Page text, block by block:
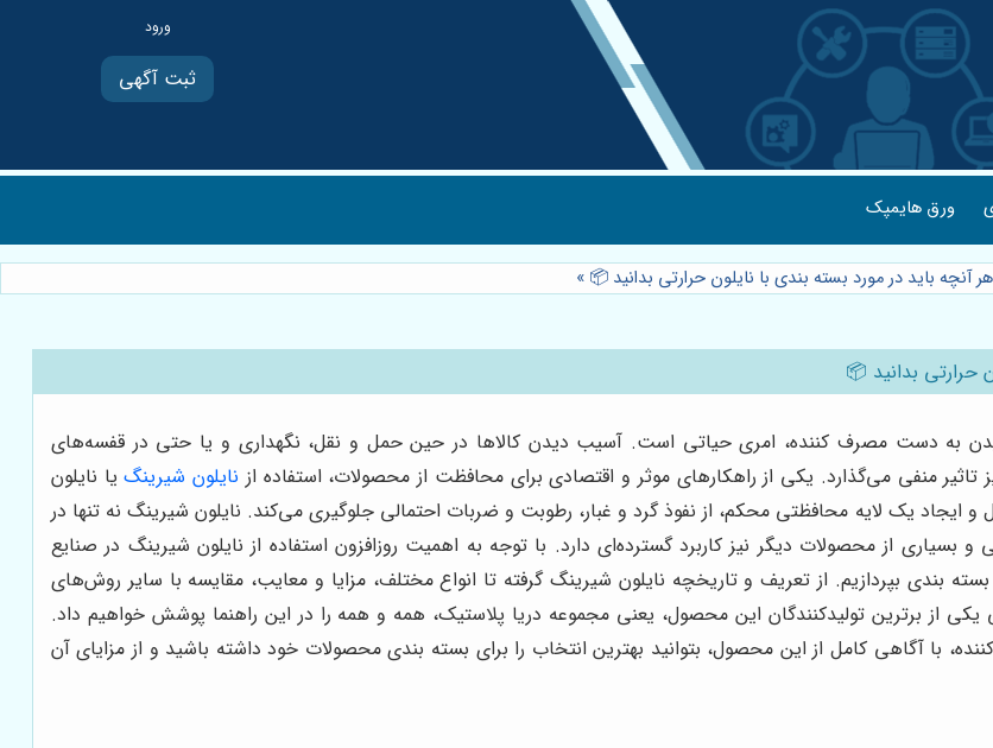
ثبت آگهی
ورق هایمپک
آنچه باید در مورد بسته بندی با نایلون حرارتی بدانید 📦 »
حرارتی بدانید 📦
به دست مصرف کننده، امری حیاتی است. آسیب دیدن کالاها در حین حمل و نقل، نگهداری و یا حتی در قفسه‌های
تاثیر منفی می‌گذارد. یکی از راهکارهای موثر و اقتصادی برای محافظت از محصولات، استفاده از نایلون شیرینگیا نایلون
یک لایه محافظتی محکم، از نفوذ گرد و غبار، رطوبت و ضربات احتمالی جلوگیری می‌کند. نایلون شیرینگ نه تنها در
از محصولات دیگر نیز کاربرد گسترده‌ای دارد. با توجه به اهمیت روزافزون استفاده از نایلون شیرینگ در صنایع
بندی بپردازیم. از تعریف و تاریخچه نایلون شیرینگ گرفته تا انواع مختلف، مزایا و معایب، مقایسه با سایر روش‌های
یکی از برترین تولیدکنندگان این محصول، یعنی مجموعه دریا پلاستیک، همه و همه را در این راهنما پوشش خواهیم داد.
با آگاهی کامل از این محصول، بتوانید بهترین انتخاب را برای بسته بندی محصولات خود داشته باشید و از مزایای آن